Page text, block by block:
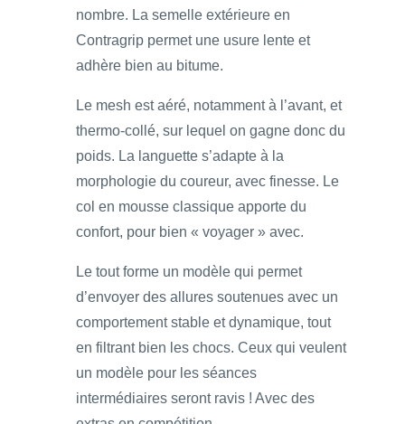
nombre. La semelle extérieure en
Contragrip permet une usure lente et
adhère bien au bitume.
Le mesh est aéré, notamment à l’avant, et
thermo-collé, sur lequel on gagne donc du
poids. La languette s’adapte à la
morphologie du coureur, avec finesse. Le
col en mousse classique apporte du
confort, pour bien « voyager » avec.
Le tout forme un modèle qui permet
d’envoyer des allures soutenues avec un
comportement stable et dynamique, tout
en filtrant bien les chocs. Ceux qui veulent
un modèle pour les séances
intermédiaires seront ravis ! Avec des